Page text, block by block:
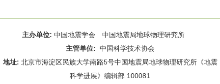
主办单位: 中国地震学会 中国地震局地球物理研究所
主管单位: 中国科学技术协会
地址: 北京市海淀区民族大学南路5号中国地震局地球物理研究所《地震
科学进展》编辑部 100081